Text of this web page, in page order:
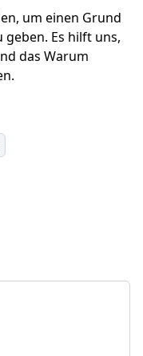
um einen Grund
Es hilft uns,
das Warum